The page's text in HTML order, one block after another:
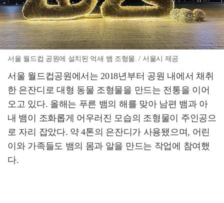
서울 월드컵 공원에 설치된 억새 뱀 조형물. / 서울시 제공
서울 월드컵공원에서는 2018년부터 공원 내에서 채취
한 은잔디로 대형 동물 조형물을 만드는 전통을 이어
오고 있다. 올해는 푸른 뱀의 해를 맞아 남편 뱀과 아
내 뱀이 조화롭게 어우러진 모습의 조형물이 주인공으
로 자리 잡았다. 약 4톤의 은잔디가 사용됐으며, 어린
이와 가족들도 뱀의 몸과 알을 만드는 작업에 참여했
다.